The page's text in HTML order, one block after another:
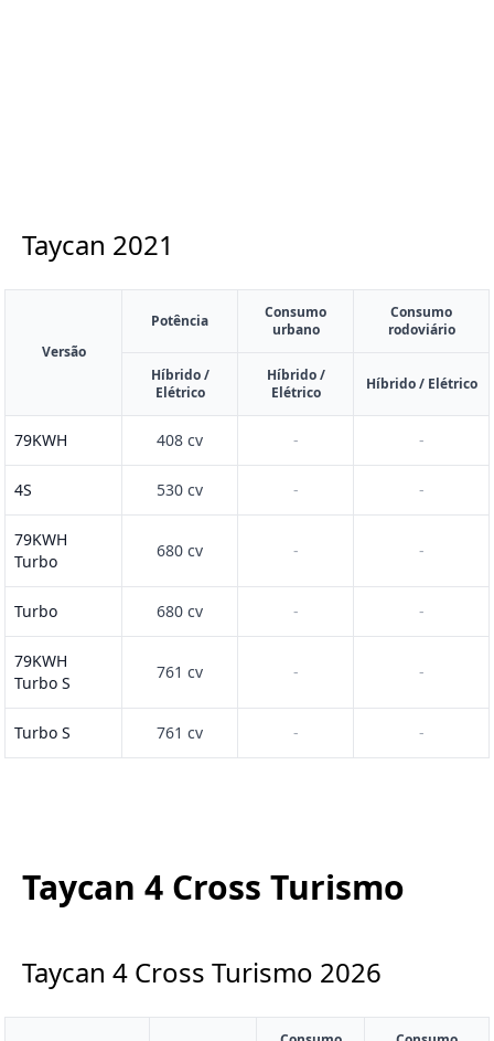
Taycan 2021
Versão
Potência
Consumo
urbano
Consumo
rodoviário
Híbrido /
Elétrico
Híbrido /
Elétrico
Híbrido / Elétrico
79KWH 408 cv - -
4S 530 cv - -
79KWH
Turbo
680 cv - -
Turbo 680 cv - -
79KWH
Turbo S
761 cv - -
Turbo S 761 cv - -
Taycan 4 Cross Turismo
Taycan 4 Cross Turismo 2026